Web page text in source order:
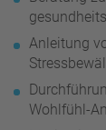
Anleitung
Wohlfühl-